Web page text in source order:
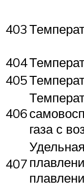
403
404
405
406
газа с
407